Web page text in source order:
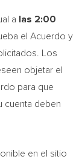
a
las 2:00
el Acuerdo y
Los
objetar el
para que
cuenta deben
en el sitio